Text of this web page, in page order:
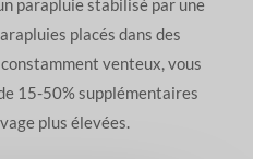
parapluie stabilisé par une
placés dans des
venteux, vous
15-50% supplémentaires
plus élevées.